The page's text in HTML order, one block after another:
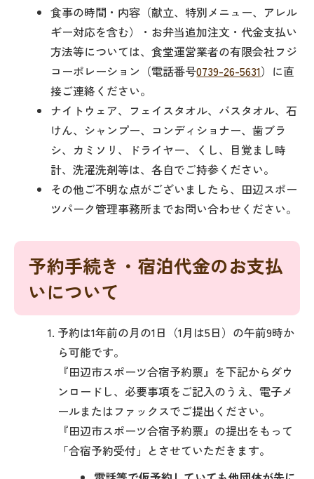
食事の時間・内容（献立、特別メニュー、アレル
ギー対応を含む）・お弁当追加注文・代金支払い
方法等については、食堂運営業者の有限会社フジ
コーポレーション（電話番号0739-26-5631）に直
接ご連絡ください。
ナイトウェア、フェイスタオル、バスタオル、石
けん、シャンプー、コンディショナー、歯ブラ
シ、カミソリ、ドライヤー、くし、目覚まし時
計、洗濯洗剤等は、各自でご持参ください。
その他ご不明な点がございましたら、田辺スポー
ツパーク管理事務所までお問い合わせください。
予約手続き・宿泊代金のお支払
いについて
予約は1年前の月の1日（1月は5日）の午前9時か
ら可能です。
『田辺市スポーツ合宿予約票』を下記からダウ
ンロードし、必要事項をご記入のうえ、電子メ
ールまたはファックスでご提出ください。
『田辺市スポーツ合宿予約票』の提出をもって
「合宿予約受付」とさせていただきます。